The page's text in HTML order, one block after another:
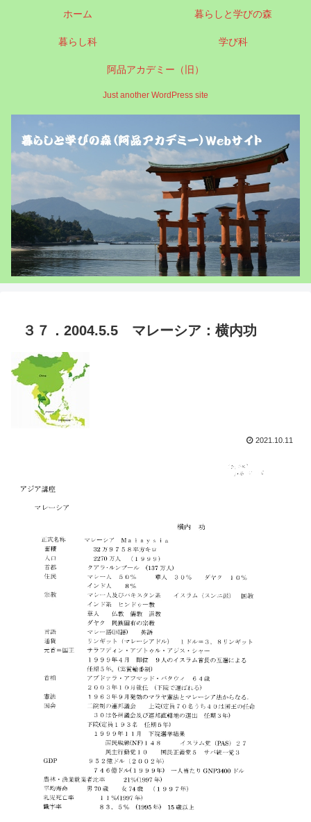
Just another WordPress site
ホーム 暮らしと学びの森
暮らし科 学び科
阿品アカデミー（旧）
３７．2004.5.5 マレーシア：横内功
2021.10.11